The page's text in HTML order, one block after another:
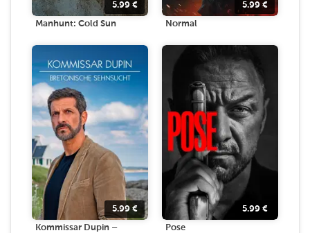
5.99 €
Manhunt: Cold Sun
5.99 €
Normal
5.99 €
Kommissar Dupin –
5.99 €
Pose